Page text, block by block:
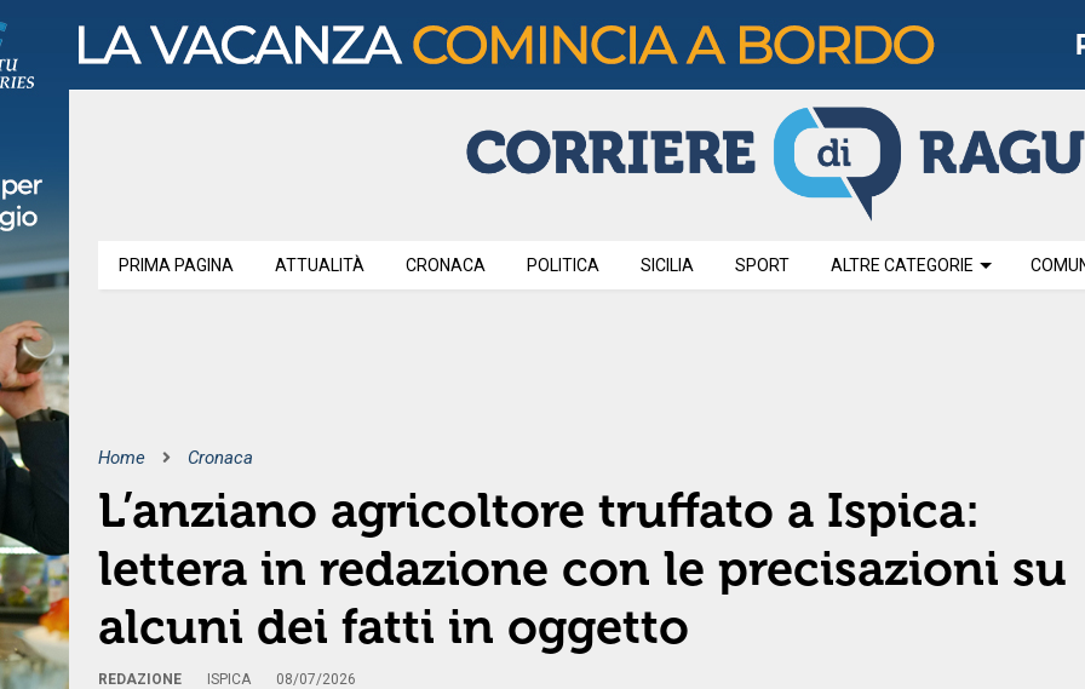
PRIMA PAGINA ATTUALITÀ CRONACA POLITICA SICILIA SPORT ALTRE CATEGORIE
Home Cronaca
L’anziano agricoltore truffato a Ispica:
lettera in redazione con le precisazioni su
alcuni dei fatti in oggetto
REDAZIONE ISPICA 08/07/2026